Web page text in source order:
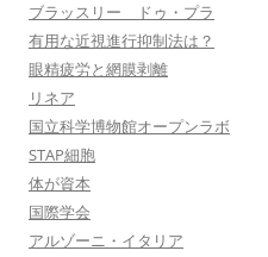
ブラッスリー ドゥ・プラ
有用な近視進行抑制法は？
眼精疲労と網膜剥離
リネア
国立科学博物館オープンラボ
STAP細胞
体が資本
国際学会
アルゾーニ・イタリア